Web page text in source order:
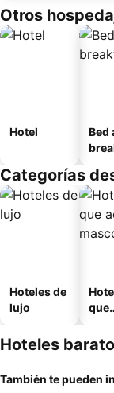
Otros
Hotel
Bed
Categorías
Hoteles de
lujo
que
Hoteles
También te pueden